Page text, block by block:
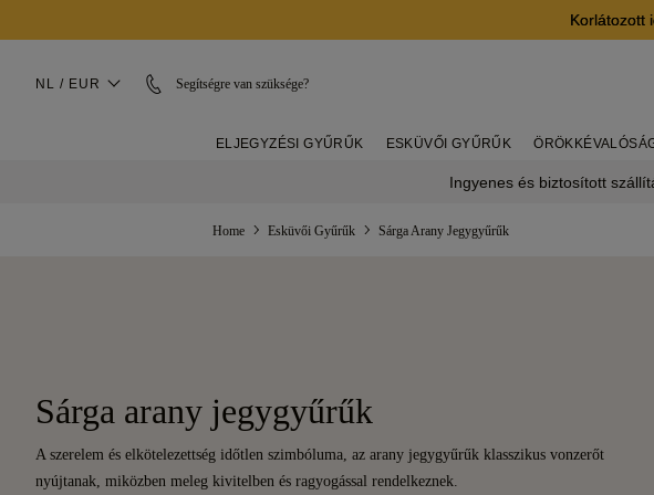
Korlátozott
NL / EUR Segítségre van szüksége?
ELJEGYZÉSI GYŰRŰK ESKÜVŐI GYŰRŰK
Ingyenes és biztosított
Home Esküvői Gyűrűk Sárga Arany Jegygyűrűk
Sárga arany jegygyűrűk
A szerelem és elkötelezettség időtlen szimbóluma, az arany jegygyűrűk klasszikus vonzerőt
nyújtanak, miközben meleg kivitelben és ragyogással rendelkeznek.